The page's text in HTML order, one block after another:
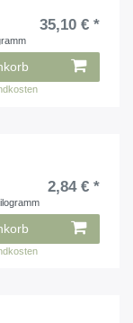
35,10 € *
2,84 € *